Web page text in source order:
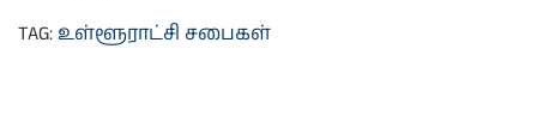
TAG: உள்ளூராட்சி சபைகள்